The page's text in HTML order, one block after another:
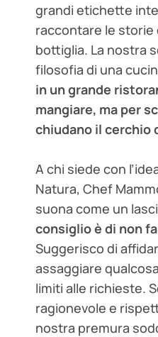
grandi etichette
raccontare le
bottiglia. La nostra
filosofia di una
in un grande
mangiare, ma per
chiudano il cerchio
A chi siede con
Natura, Chef
suona come un
consiglio è di non
Suggerisco di
assaggiare
limiti alle richieste.
ragionevole e
nostra premura